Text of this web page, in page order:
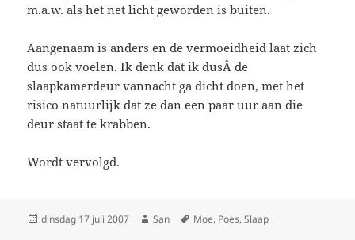
m.a.w. als het net licht geworden is buiten.
Aangenaam is anders en de vermoeidheid laat zich
dus ook voelen. Ik denk dat ik dusÂ de
slaapkamerdeur vannacht ga dicht doen, met het
risico natuurlijk dat ze dan een paar uur aan die
deur staat te krabben.
Wordt vervolgd.
Geplaatst
dinsdag 17 juli 2007 Auteur
San Tags
Moe, Poes,Slaap